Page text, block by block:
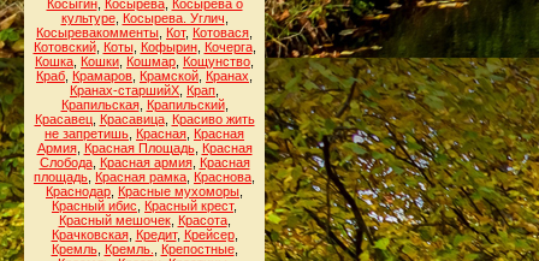
Косыгин, Косырева,
Косырева о
культуре, Косырева. Углич
Косыревакомменты Кот, Котовася
Котовский, Коты, Кофырин, Кочерга,
Кошка Кошки Кошмар Кощунство
Краб Крамаров Крамской Кранах
Кранах-старшийХ Крап
Крапильская, Крапильский,
Красавец, Красавица, Красиво жить
не запретишь Красная Красная
Армия, Красная Площадь, Красная
Слобода, Красная армия, Красная
площадь Красная рамка Краснова
Краснодар Красные мухоморы
Красный ибис
Красный крест,
Красный мешочек, Красота,
Крачковская, Кредит, Крейсер,
Кремль, Кремль. Крепостные,